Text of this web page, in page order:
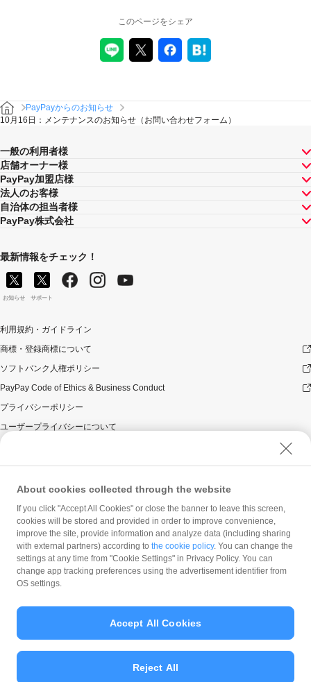
このページをシェア
PayPayからのお知らせ
10月16日：メンテナンスのお知らせ（お問い合わせフォーム）
一般の利用者様
店舗オーナー様
PayPay加盟店様
法人のお客様
自治体の担当者様
PayPay株式会社
最新情報をチェック！
お知らせ サポート
利用規約・ガイドライン
商標・登録商標について
ソフトバンク人権ポリシー
PayPay Code of Ethics & Business Conduct
プライバシーポリシー
ユーザープライバシーについて
ウェブサイト利用規約
反社会的勢力に対する方針
勧誘方針
マネロン等基本方針
カスタマーハラスメントに関する当社の考え方
© PayPay Corporation
About cookies collected through the website
If you click "Accept All Cookies" or close the banner to leave this screen,
cookies will be stored and provided in order to improve convenience,
improve the site, provide information and analyze data (including sharing
with external partners) according to the cookie policy. You can change the
settings at any time from "Cookie Settings" in Privacy Policy. You can
change app tracking preferences using the advertisement identifier from
OS settings.
Reject All
Accept All Cookies